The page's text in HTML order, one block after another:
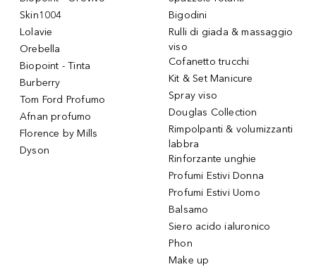
Skin1004
Lolavie
Orebella
Biopoint - Tinta
Burberry
Tom Ford Profumo
Afnan profumo
Florence by Mills
Dyson
Bigodini
Rulli di giada & massaggio
viso
Cofanetto trucchi
Kit & Set Manicure
Spray viso
Douglas Collection
Rimpolpanti & volumizzanti
labbra
Rinforzante unghie
Profumi Estivi Donna
Profumi Estivi Uomo
Balsamo
Siero acido ialuronico
Phon
Make up